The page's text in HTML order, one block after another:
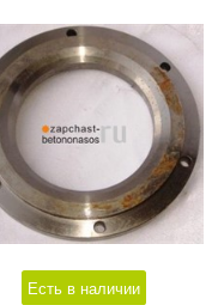
Есть в наличии